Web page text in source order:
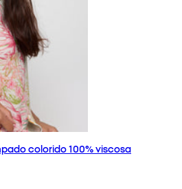
colorido 100% viscosa